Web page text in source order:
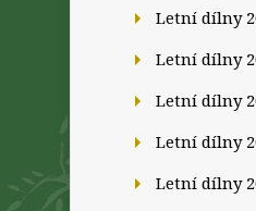
Letní dílny
Letní dílny
Letní dílny
Letní dílny
Letní dílny